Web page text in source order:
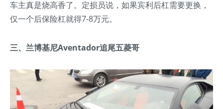
车主真是烧高香了。定损员说，如果宾利后杠需要更换，
仅一个后保险杠就得7-8万元。
三、兰博基尼Aventador追尾五菱哥